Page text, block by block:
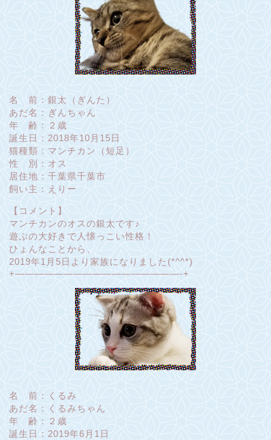
名 前：銀太（ぎんた）
あだ名：ぎんちゃん
年 齢：２歳
誕生日：2018年10月15日
猫種類：マンチカン（短足）
性 別：オス
居住地：千葉県千葉市
飼い主：えりー
【コメント】
マンチカンのオスの銀太です♪
遊ぶの大好きで人懐っこい性格！
ひょんなことから、
2019年1月5日より家族になりました(*^^*)
+—————————————————-+
名 前：くるみ
あだ名：くるみちゃん
年 齢：２歳
誕生日：2019年6月1日